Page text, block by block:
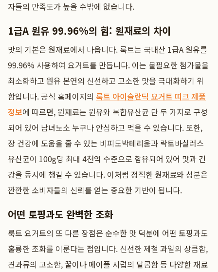
자들의 만족도가 높을 수밖에 없습니다.
1급A 원유 99.96%의 힘: 원재료의 차이
맛의 기본은 원재료에서 나옵니다. 룩트는 국내산 1급A 원유를
99.96% 사용하여 요거트를 만듭니다. 이는 불필요한 첨가물을
최소화하고 원유 본연의 신선하고 고소한 맛을 극대화하기 위
함입니다. 공식 홈페이지의 룩트 아이슬란딕 요거트 띠크 제품
정보에 따르면, 원재료는 원유와 복합유산균 단 두 가지로 구성
되어 있어 남녀노소 누구나 안심하고 먹을 수 있습니다. 또한,
장 건강에 도움을 줄 수 있는 비피도박테리움과 락토바실러스
유산균이 100g당 최대 4천억 수준으로 함유되어 있어 맛과 건
강을 동시에 챙길 수 있습니다. 이처럼 정직한 원재료와 성분은
깐깐한 소비자들의 신뢰를 얻는 중요한 기반이 됩니다.
어떤 토핑과도 완벽한 조화
룩트 요거트의 또 다른 장점은 순수한 맛 덕분에 어떤 토핑과도
훌륭한 조화를 이룬다는 점입니다. 신선한 제철 과일의 상큼함,
견과류의 고소함, 꿀이나 메이플 시럽의 달콤함 등 다양한 재료